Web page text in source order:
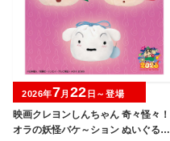
映画クレヨンしんちゃん 奇々怪々！
オラの妖怪バケ～ション ぬいぐるみ
2026年7月 22 日～登場